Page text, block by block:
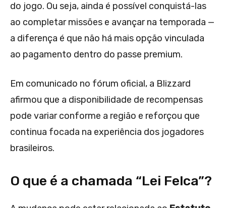
do jogo. Ou seja, ainda é possível conquistá-las
ao completar missões e avançar na temporada —
a diferença é que não há mais opção vinculada
ao pagamento dentro do passe premium.
Em comunicado no fórum oficial, a Blizzard
afirmou que a disponibilidade de recompensas
pode variar conforme a região e reforçou que
continua focada na experiência dos jogadores
brasileiros.
O que é a chamada “Lei Felca”?